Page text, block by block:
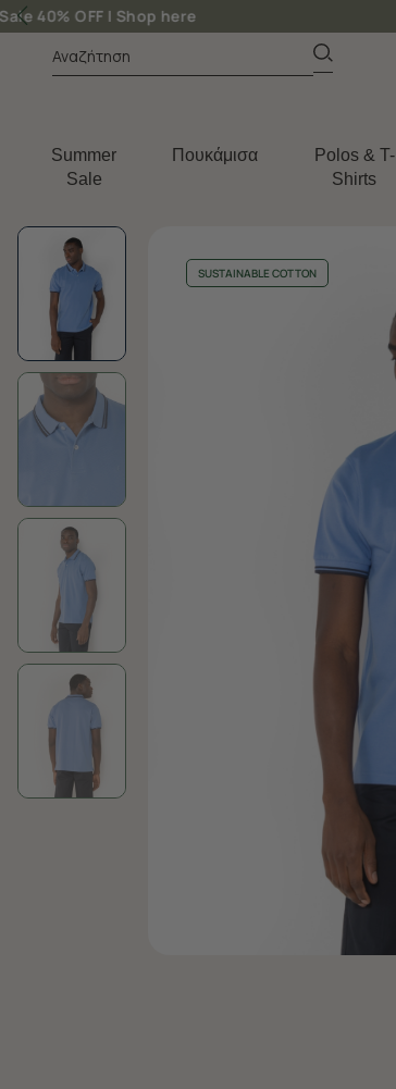
Summer
Sale
Πουκάμισα
Polos & T-
Shirts
SUSTAINABLE COTTON